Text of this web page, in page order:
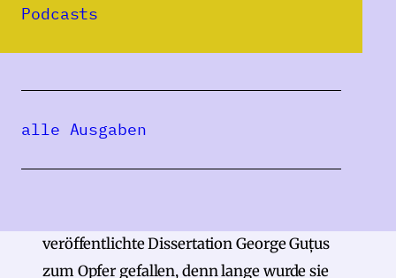
Podcasts
alle Ausgaben
umgekehrt nicht selbstverständlich, dass
man die rumänische Literatur kenne, weil
Kulturerbe beziehungsweise einer
veröffentlichte Dissertation George Guțus
zum Opfer gefallen, denn lange wurde sie